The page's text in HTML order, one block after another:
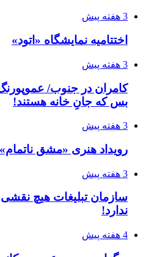
3 هفته پیش
اختتامیه نمایشگاه «اتود»
3 هفته پیش
کامران در جنوب/
بس که جانِ خانه هستند!
3 هفته پیش
رویداد هنری «مشق ناتمام»
3 هفته پیش
سازمان تبلیغات هیچ نقشی
ندارد!
4 هفته پیش